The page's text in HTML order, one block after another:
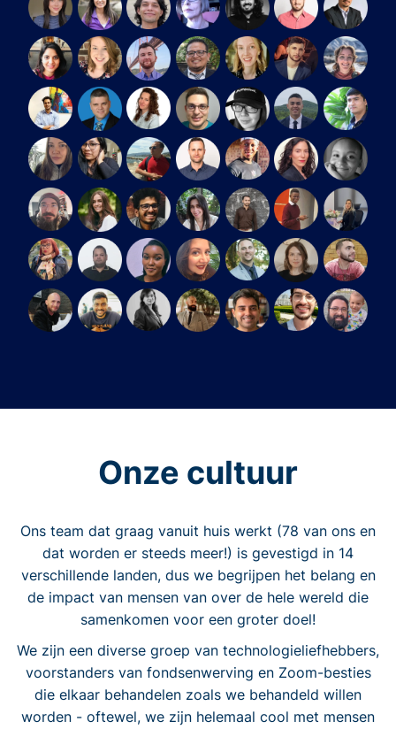
Onze cultuur
Ons team dat graag vanuit huis werkt (78 van ons en
dat worden er steeds meer!) is gevestigd in 14
verschillende landen, dus we begrijpen het belang en
de impact van mensen van over de hele wereld die
samenkomen voor een groter doel!
We zijn een diverse groep van technologieliefhebbers,
voorstanders van fondsenwerving en Zoom-besties
die elkaar behandelen zoals we behandeld willen
worden - oftewel, we zijn helemaal cool met mensen